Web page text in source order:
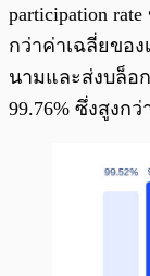
participation
กว่าค่าเฉลี่ยของ
นามและส่งบล็อ
99.76% ซึ่งสูงก